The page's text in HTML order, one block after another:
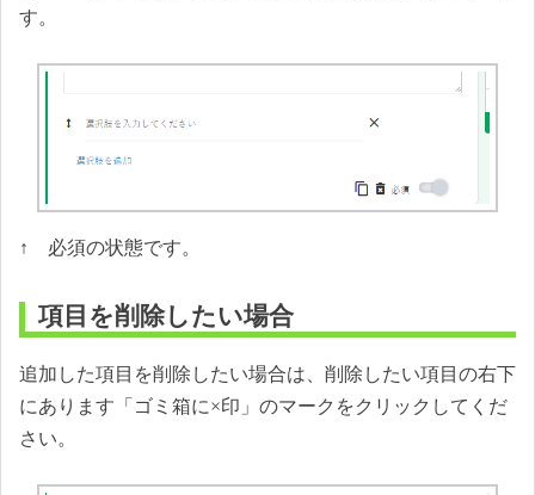
す。
↑ 必須の状態です。
項目を削除したい場合
追加した項目を削除したい場合は、削除したい項目の右下
にあります「ゴミ箱に×印」のマークをクリックしてくだ
さい。